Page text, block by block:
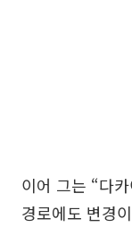
이어 그는 “다
경로에도 변경